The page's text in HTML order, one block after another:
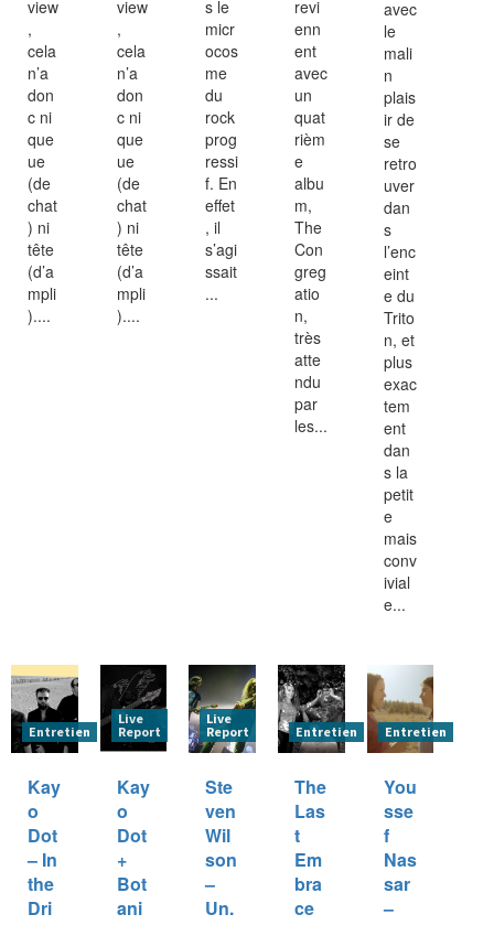
view
,
cela
n’a
don
c ni
que
ue
(de
chat
) ni
tête
(d’a
mpli
)....
view
,
cela
n’a
don
c ni
que
ue
(de
chat
) ni
tête
(d’a
mpli
)....
s le
micr
ocos
me
du
rock
prog
ressi
f. En
effet
, il
s’agi
ssait
...
revi
enn
ent
avec
un
quat
rièm
e
albu
m,
The
Con
greg
atio
n,
très
atte
ndu
par
les...
avec
le
mali
n
plais
ir de
se
retro
uver
dan
s
l’enc
eint
e du
Trito
n, et
plus
exac
tem
ent
dan
s la
petit
e
mais
conv
ivial
e...
Entretien
Kay
o
Dot
– In
the
Dri
Live
Report
Kay
o
Dot
+
Bot
ani
Live
Report
Ste
ven
Wil
son
–
Un.
Entretien
The
Las
t
Em
bra
ce
Entretien
You
sse
f
Nas
sar
–